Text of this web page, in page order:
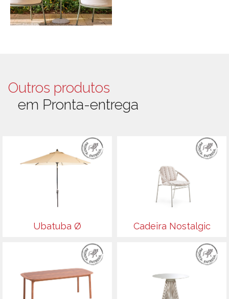
Outros produtos
em Pronta-entrega
Ubatuba Ø Cadeira Nostalgic